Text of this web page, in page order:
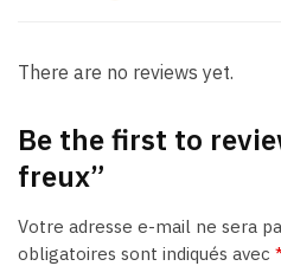
There are no reviews yet.
Be the first to
freux”
Votre adresse e-mail ne sera
obligatoires sont indiqués avec